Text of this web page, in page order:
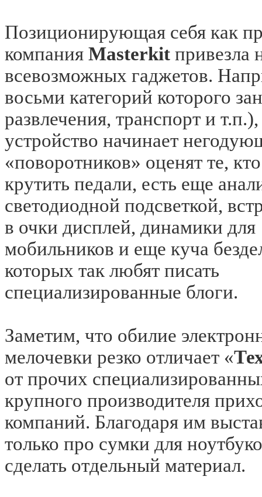
Позиционирующая себя как
компания Masterkit привезла
всевозможных гаджетов.
восьми категорий которого
развлечения, транспорт и
устройство начинает
«поворотников» оценят те,
крутить педали, есть еще
светодиодной подсветкой,
в очки дисплей, динамики для
мобильников и еще куча
которых так любят писать
специализированные блоги.
Заметим, что обилие
мелочевки резко отличает «
от прочих
крупного производителя
компаний. Благодаря им
только про сумки для
сделать отдельный материал.